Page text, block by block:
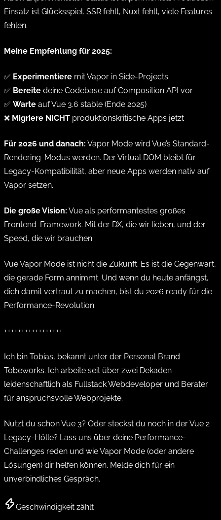
Einsatz ist Glücksspiel. SSR fehlt, Nuxt fehlt, viele Features
fehlen.
Meine Empfehlung für 2025:
✅ Experimentiere mit Vapor in Side-Projects
✅ Bereite deine Codebase auf Composition API vor
✅ Warte auf Vue 3.6 stable (Ende 2025)
❌ Migriere NICHT produktionskritische Apps jetzt
Für 2026 und danach: Vapor Mode wird Vue’s Standard-
Rendering-Modus werden. Der Virtual DOM bleibt für
Legacy-Kompatibilität, aber neue Apps werden nativ auf
Vapor setzen.
Die große Vision: Vue als performantestes großes
Frontend-Framework. Mit der DX, die wir lieben, und der
Speed, die wir brauchen.
Vue Vapor Mode ist nicht die Zukunft. Es ist die Gegenwart,
die gerade Form annimmt. Und wenn du heute anfängst,
dich damit vertraut zu machen, bist du 2026 ready für die
Performance-Revolution.
+++++++++++++++++
Ich bin Tobias, bekannt unter der Personal Brand
Tobeworks. Ich arbeite seit über zwei Dekaden
leidenschaftlich als Fullstack Webdeveloper und Berater
für anspruchsvolle Webprojekte.
Nutzt du schon Vue 3? Oder steckst du noch in der Vue 2
Legacy-Hölle? Lass uns über deine Performance-
Challenges reden und wie Vapor Mode (oder andere
Lösungen) dir helfen können. Melde dich für ein
unverbindliches Gespräch.
Geschwindigkeit zählt